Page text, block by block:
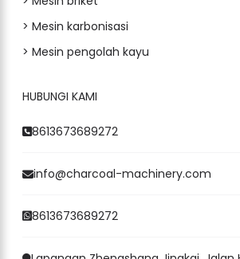
> Mesin karbonisasi
> Mesin pengolah kayu
HUBUNGI KAMI
8613673689272
info@charcoal-machinery.com
8613673689272